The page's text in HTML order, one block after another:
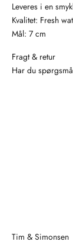
Leveres i en
Kvalitet: Fresh
Mål: 7 cm
Fragt & retur
Har du
Tim & Simonsen